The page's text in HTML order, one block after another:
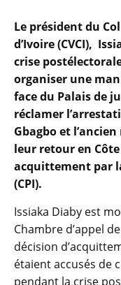
Le président du
d’Ivoire (CVCI),
crise
organiser une
face du Palais de
réclamer
Gbagbo et
leur retour en
acquittement par
(CPI).
Issiaka Diaby est
Chambre d’appel
décision
étaient accusés de
pendant la crise